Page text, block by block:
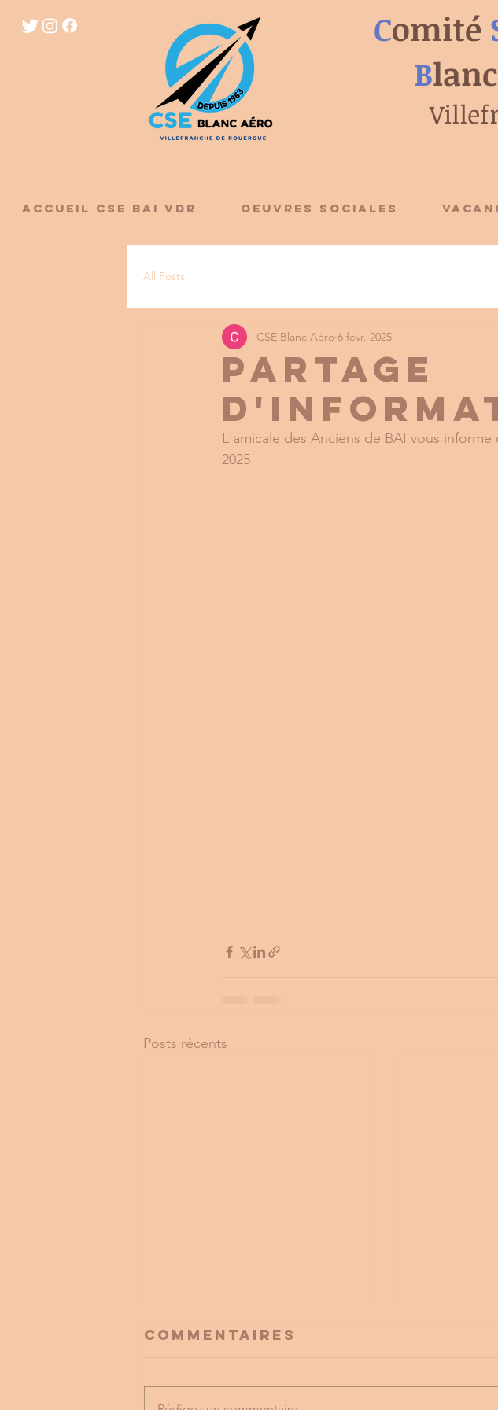
Comité
Blanc
ACCUEIL CSE BAI VDR OEUVRES SOCIALES
All Posts
PARTAGE
CSE Blanc Aéro 6 févr. 2025
L'amicale des Anciens de BAI vous
2025
Posts récents
Commentaires